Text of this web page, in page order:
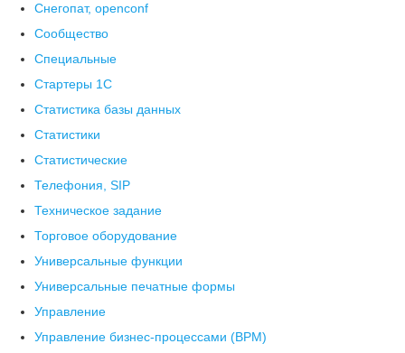
Снегопат, openconf
Сообщество
Специальные
Стартеры 1С
Статистика базы данных
Статистики
Статистические
Телефония, SIP
Техническое задание
Торговое оборудование
Универсальные функции
Универсальные печатные формы
Управление
Управление бизнес-процессами (BPM)